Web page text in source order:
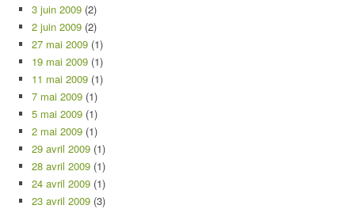
3 juin 2009 (2)
2 juin 2009 (2)
27 mai 2009 (1)
19 mai 2009 (1)
11 mai 2009 (1)
7 mai 2009 (1)
5 mai 2009 (1)
2 mai 2009 (1)
29 avril 2009 (1)
28 avril 2009 (1)
24 avril 2009 (1)
23 avril 2009 (3)